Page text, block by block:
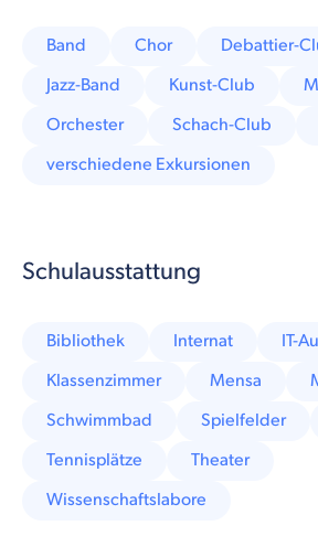
Band Chor
Debattier-
Jazz-Band
Kunst-Club
Orchester
Schach-Club
verschiedene Exkursionen
Schulausstattung
Bibliothek Internat
IT-
Klassenzimmer
Mensa
Schwimmbad
Spielfelder
Tennisplätze
Theater
Wissenschaftslabore